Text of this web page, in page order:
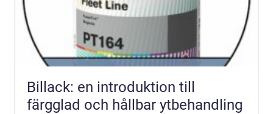
Billack: en introduktion till
färgglad och hållbar ytbehandling